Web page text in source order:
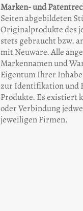
Marken- und
Seiten abgebildeten
Originalprodukte des
stets gebraucht bzw.
mit Neuware. Alle
Markennamen und
Eigentum Ihrer
zur Identifikation und
Produkte. Es existiert
oder Verbindung
jeweiligen Firmen.